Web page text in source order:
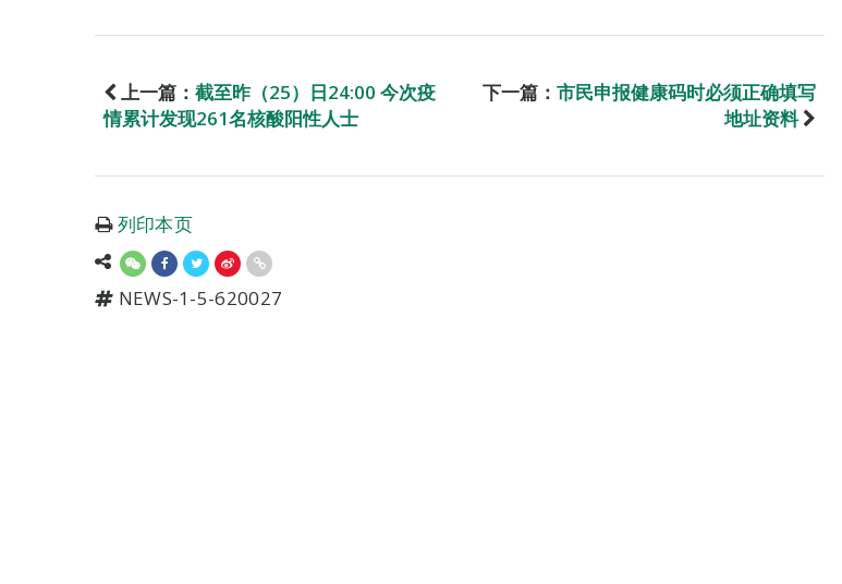
上一篇： 截至昨（25）日24:00 今次疫
情累计发现261名核酸阳性人士
下一篇： 市民申报健康码时必须正确填写
地址资料
列印本页
NEWS-1-5-620027